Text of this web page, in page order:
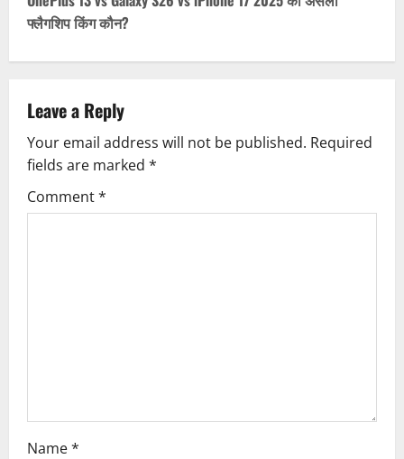
t
n
a
v
i
g
फ्लैगशिप किंग कौन?
Leave a Reply
Your email address will not be published. Required
fields are marked *
Comment*
Name*